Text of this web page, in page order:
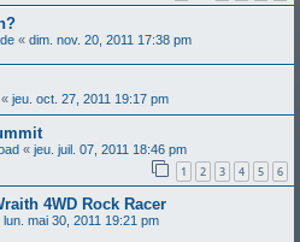
« dim. nov. 20, 2011 17:38 pm
« jeu. oct. 27, 2011 19:17 pm
« jeu. juil. 07, 2011 18:46 pm
1 2 3 4 5 6
4WD Rock Racer
lun. mai 30, 2011 19:21 pm